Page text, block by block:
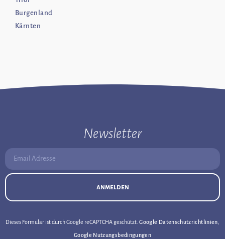
Burgenland
Kärnten
Newsletter
Email Adresse:
anmelden
Dieses Formular ist durch Google reCAPTCHA geschützt.Google Datenschutzrichtlinien
Google Nutzungsbedingungen